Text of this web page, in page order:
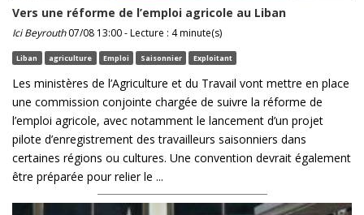
Vers une réforme de l’emploi agricole au Liban
Ici Beyrouth07/08 13:00 - Lecture : 4 minute(s)
Liban agriculture Emploi Saisonnier Exploitant
Les ministères de l’Agriculture et du Travail vont mettre en place
une commission conjointe chargée de suivre la réforme de
l’emploi agricole, avec notamment le lancement d’un projet
pilote d’enregistrement des travailleurs saisonniers dans
certaines régions ou cultures. Une convention devrait également
être préparée pour relier le ...